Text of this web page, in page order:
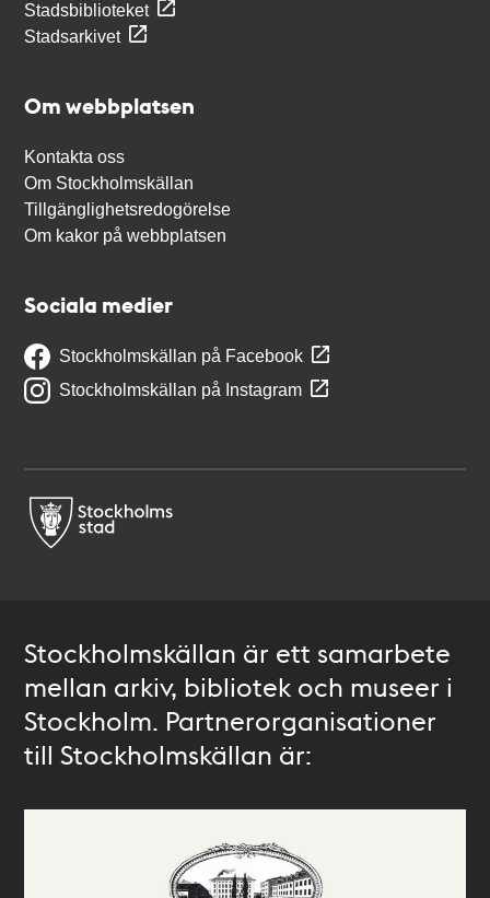
Stadsbiblioteket
Stadsarkivet
Om webbplatsen
Kontakta oss
Om Stockholmskällan
Tillgänglighetsredogörelse
Om kakor på webbplatsen
Sociala medier
Stockholmskällan på Facebook
Stockholmskällan på Instagram
Stockholmskällan är ett samarbete
mellan arkiv, bibliotek och museer i
Stockholm. Partnerorganisationer
till Stockholmskällan är: